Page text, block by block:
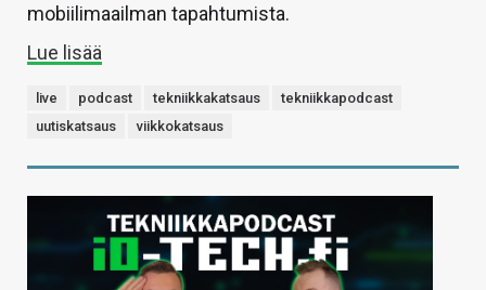
mobiilimaailman tapahtumista.
Lue lisää
live podcast tekniikkakatsaus
tekniikkapodcast
uutiskatsaus
viikkokatsaus